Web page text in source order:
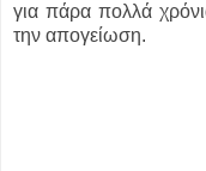
για πάρα πολλά
την απογείωση.